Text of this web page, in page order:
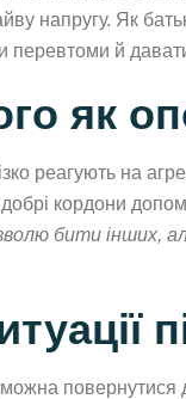
напругу. Як
перевтоми й
як
реагують на
кордони
бити інших,